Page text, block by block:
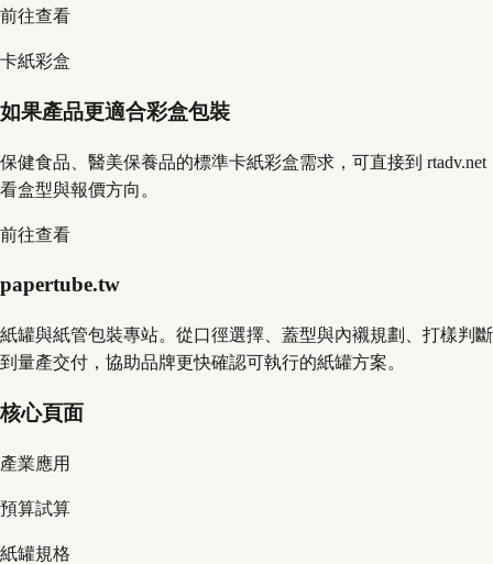
前往查看
卡紙彩盒
如果產品更適合彩盒包裝
保健食品、醫美保養品的標準卡紙彩盒需求，可直接到 rtadv.net
看盒型與報價方向。
前往查看
papertube.tw
紙罐與紙管包裝專站。從口徑選擇、蓋型與內襯規劃、打樣判斷
到量產交付，協助品牌更快確認可執行的紙罐方案。
核心頁面
產業應用
預算試算
紙罐規格